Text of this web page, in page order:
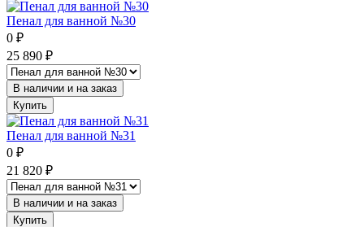
Пенал для ванной №30
0 ₽
25 890 ₽
В наличии и на заказ
Купить
Пенал для ванной №31
0 ₽
21 820 ₽
В наличии и на заказ
Купить